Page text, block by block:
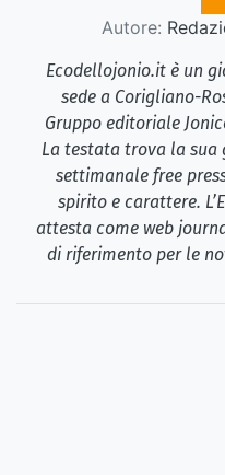
Autore:
Ecodellojonio.it è un
sede a Corigliano-
Gruppo editoriale
La testata trova la sua
settimanale free
spirito e carattere.
attesta come web
di riferimento per le